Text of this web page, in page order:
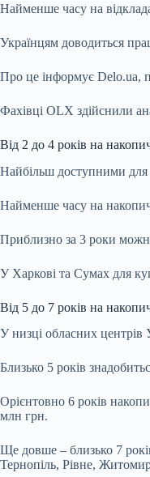
Найменше часу на
Українцям доводиться
Про це інформує Delo.ua,
Фахівці OLX здійснили
Від 2 до 4 років на
Найбільш доступними для
Найменше часу на
Приблизно за 3 роки
У Харкові та Сумах для
Від 5 до 7 років на
У низці обласних центрів
Близько 5 років
Орієнтовно 6 років
млн грн.
Ще довше – близько 7
Тернопіль, Рівне,